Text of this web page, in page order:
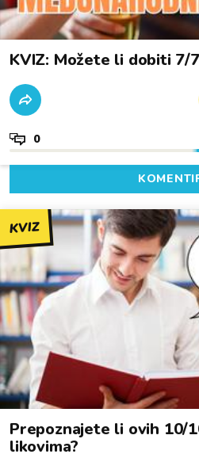
KVIZ: Možete li dobiti 7/
0
KVIZ
Prepoznajete li ovih 10/
likovima?